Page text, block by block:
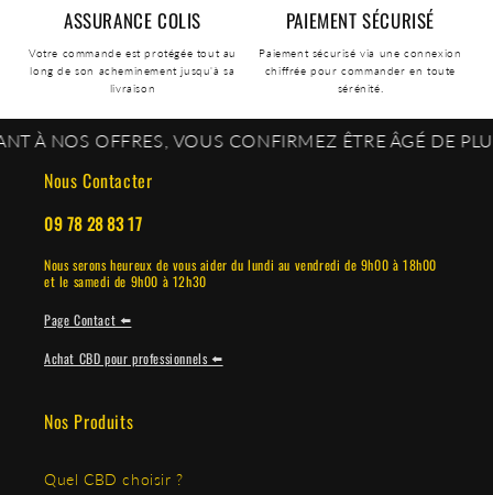
ASSURANCE COLIS
Votre commande est protégée tout au
long de son acheminement jusqu'à sa
livraison
PAIEMENT SÉCURISÉ
Paiement sécurisé via une connexion
chiffrée pour commander en toute
sérénité.
OFFRES, VOUS CONFIRMEZ ÊTRE ÂGÉ DE PLUS
Nous Contacter
09 78 28 83 17
Nous serons heureux de vous aider du lundi au vendredi de 9h00 à 18h00
et le samedi de 9h00 à 12h30
Page Contact ⬅️
Achat CBD pour professionnels ⬅️
Nos Produits
Quel CBD choisir ?